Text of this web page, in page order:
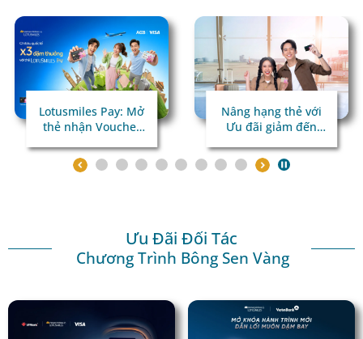
Lotusmiles Pay: Mở
thẻ nhận Voucher
Chi tiêu quốc tế x3
dặm thưởng!
Nâng hạng thẻ với
Ưu đãi giảm đến
Ưu Đãi Đối Tác
Chương Trình Bông Sen Vàng